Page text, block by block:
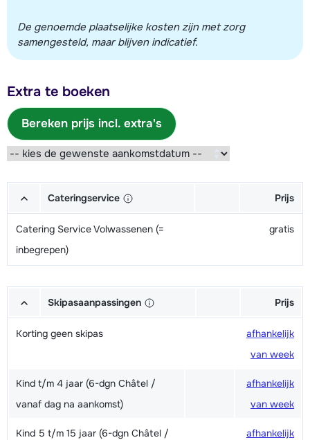
De genoemde plaatselijke kosten zijn met zorg
samengesteld, maar blijven indicatief.
Extra te boeken
Bereken prijs incl. extra's
Cateringservice Prijs
Catering Service Volwassenen (=
inbegrepen)
gratis
Skipasaanpassingen Prijs
Korting geen skipas
afhankelijk
van week
Kind t/m 4 jaar (6-dgn Châtel /
vanaf dag na aankomst)
afhankelijk
van week
Kind 5 t/m 15 jaar (6-dgn Châtel /
afhankelijk